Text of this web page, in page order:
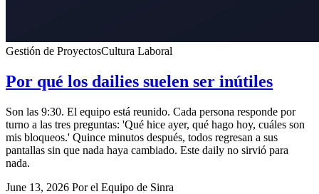
Gestión de ProyectosCultura Laboral
Por qué los dailies suelen ser inútiles
Son las 9:30. El equipo está reunido. Cada persona responde por
turno a las tres preguntas: 'Qué hice ayer, qué hago hoy, cuáles son
mis bloqueos.' Quince minutos después, todos regresan a sus
pantallas sin que nada haya cambiado. Este daily no sirvió para
nada.
June 13, 2026 Por el Equipo de Sinra